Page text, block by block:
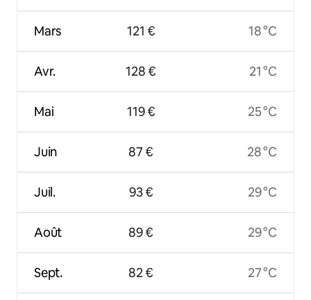
Mars
Avr.
Mai
Juin
Juil.
Août
Sept.
121 €
128 €
119 €
87 €
93 €
89 €
82 €
18 °C
21 °C
25 °C
28 °C
29 °C
29 °C
27 °C